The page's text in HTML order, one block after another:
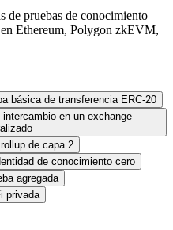
de pruebas de conocimiento
Ethereum, Polygon zkEVM,
básica de transferencia ERC-20
intercambio en un exchange
de capa 2
de conocimiento cero
agregada
privada